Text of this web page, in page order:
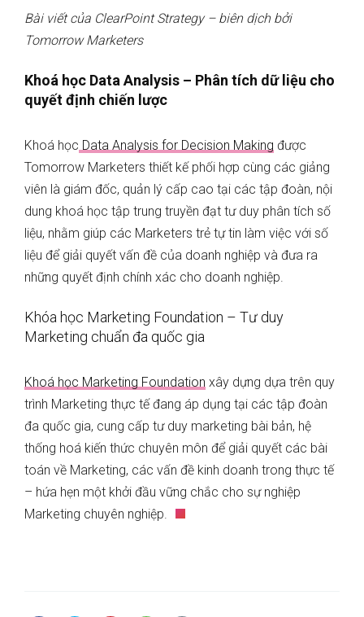
Bài viết của ClearPoint Strategy – biên dịch bởi
Tomorrow Marketers
Khoá học Data Analysis – Phân tích dữ liệu cho
quyết định chiến lược
Khoá học Data Analysis for Decision Making được
Tomorrow Marketers thiết kế phối hợp cùng các giảng
viên là giám đốc, quản lý cấp cao tại các tập đoàn, nội
dung khoá học tập trung truyền đạt tư duy phân tích số
liệu, nhằm giúp các Marketers trẻ tự tin làm việc với số
liệu để giải quyết vấn đề của doanh nghiệp và đưa ra
những quyết định chính xác cho doanh nghiệp.
Khóa học Marketing Foundation – Tư duy
Marketing chuẩn đa quốc gia
Khoá học Marketing Foundation xây dựng dựa trên quy
trình Marketing thực tế đang áp dụng tại các tập đoàn
đa quốc gia, cung cấp tư duy marketing bài bản, hệ
thống hoá kiến thức chuyên môn để giải quyết các bài
toán về Marketing, các vấn đề kinh doanh trong thực tế
– hứa hẹn một khởi đầu vững chắc cho sự nghiệp
Marketing chuyên nghiệp.